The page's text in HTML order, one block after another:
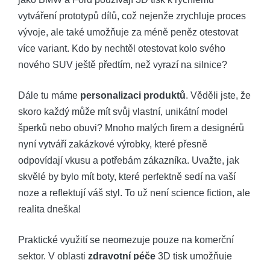
vytváření prototypů dílů, což nejenže zrychluje proces
vývoje, ale také umožňuje za méně peněz otestovat
více variant. Kdo by nechtěl otestovat kolo svého
nového SUV ještě předtím, než vyrazí na silnice?
Dále tu máme personalizaci produktů. Věděli jste, že
skoro každý může mít svůj vlastní, unikátní model
šperků nebo obuvi? Mnoho malých firem a designérů
nyní vytváří zakázkové výrobky, které přesně
odpovídají vkusu a potřebám zákazníka. Uvažte, jak
skvělé by bylo mít boty, které perfektně sedí na vaší
noze a reflektují váš styl. To už není science fiction, ale
realita dneška!
Praktické využití se neomezuje pouze na komerční
sektor. V oblasti zdravotní péče 3D tisk umožňuje